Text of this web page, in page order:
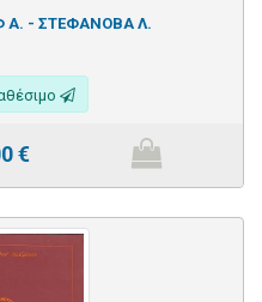
Α. - ΣΤΕΦΑΝΟΒΑ Λ.
€